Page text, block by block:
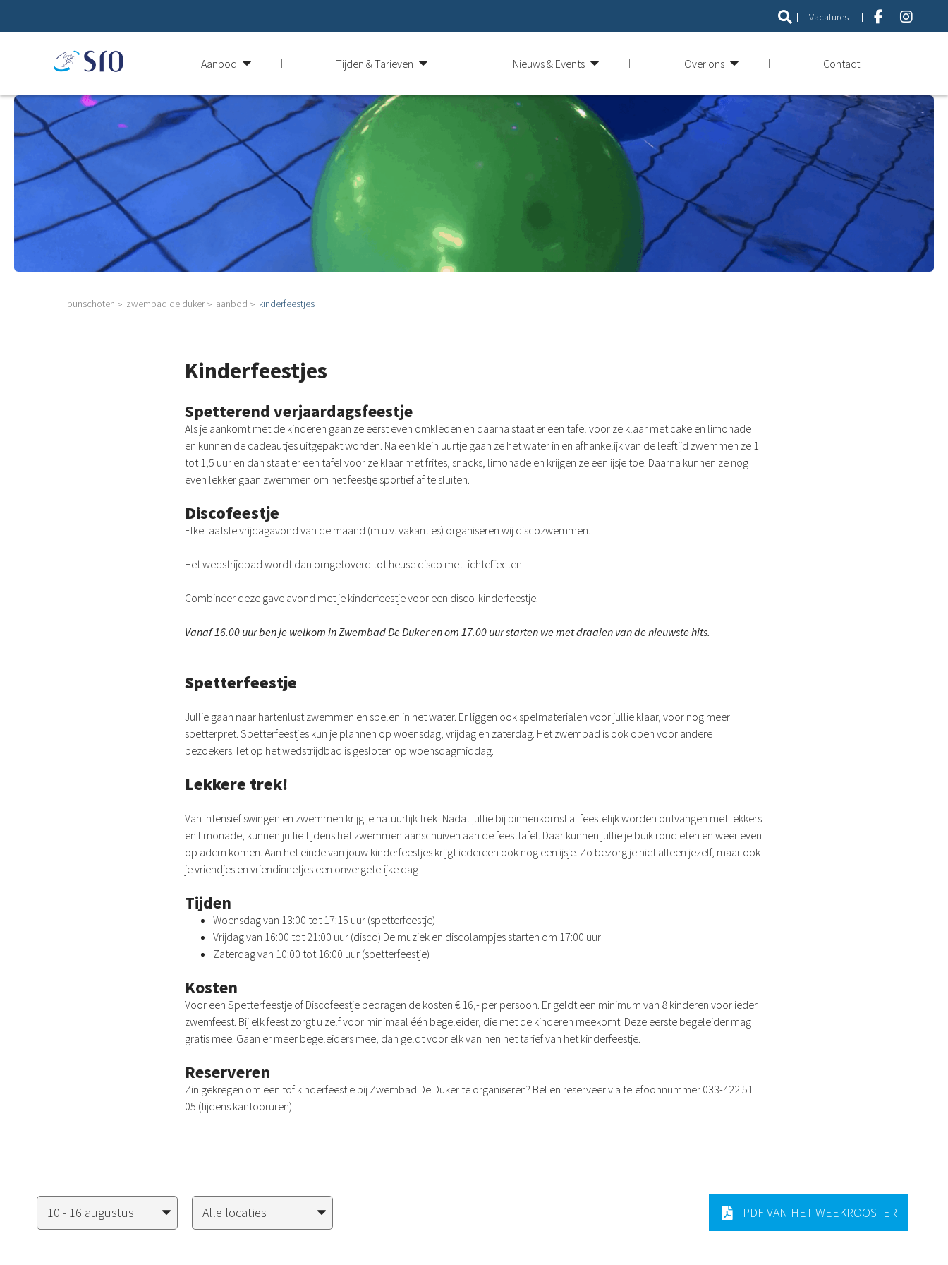
Vacatures
Aanbod Tijden & Tarieven Nieuws & Events Over ons Contact
bunschoten zwembad de duker aanbod kinderfeestjes
Kinderfeestjes
Spetterend verjaardagsfeestje
Als je aankomt met de kinderen gaan ze eerst even omkleden en daarna staat er een tafel voor ze klaar met cake en limonade
en kunnen de cadeautjes uitgepakt worden. Na een klein uurtje gaan ze het water in en afhankelijk van de leeftijd zwemmen ze 1
tot 1,5 uur en dan staat er een tafel voor ze klaar met frites, snacks, limonade en krijgen ze een ijsje toe. Daarna kunnen ze nog
even lekker gaan zwemmen om het feestje sportief af te sluiten.
Discofeestje
Elke laatste vrijdagavond van de maand (m.u.v. vakanties) organiseren wij discozwemmen.
Het wedstrijdbad wordt dan omgetoverd tot heuse disco met lichteffecten.
Combineer deze gave avond met je kinderfeestje voor een disco-kinderfeestje.
Vanaf 16.00 uur ben je welkom in Zwembad De Duker en om 17.00 uur starten we met draaien van de nieuwste hits.
Spetterfeestje
Jullie gaan naar hartenlust zwemmen en spelen in het water. Er liggen ook spelmaterialen voor jullie klaar, voor nog meer
spetterpret. Spetterfeestjes kun je plannen op woensdag, vrijdag en zaterdag. Het zwembad is ook open voor andere
bezoekers. let op het wedstrijdbad is gesloten op woensdagmiddag.
Lekkere trek!
Van intensief swingen en zwemmen krijg je natuurlijk trek! Nadat jullie bij binnenkomst al feestelijk worden ontvangen met lekkers
en limonade, kunnen jullie tijdens het zwemmen aanschuiven aan de feesttafel. Daar kunnen jullie je buik rond eten en weer even
op adem komen. Aan het einde van jouw kinderfeestjes krijgt iedereen ook nog een ijsje. Zo bezorg je niet alleen jezelf, maar ook
je vriendjes en vriendinnetjes een onvergetelijke dag!
Tijden
Woensdag van 13:00 tot 17:15 uur (spetterfeestje)
Vrijdag van 16:00 tot 21:00 uur (disco) De muziek en discolampjes starten om 17:00 uur
Zaterdag van 10:00 tot 16:00 uur (spetterfeestje)
Kosten
Voor een Spetterfeestje of Discofeestje bedragen de kosten € 16,- per persoon. Er geldt een minimum van 8 kinderen voor ieder
zwemfeest. Bij elk feest zorgt u zelf voor minimaal één begeleider, die met de kinderen meekomt. Deze eerste begeleider mag
gratis mee. Gaan er meer begeleiders mee, dan geldt voor elk van hen het tarief van het kinderfeestje.
Reserveren
Zin gekregen om een tof kinderfeestje bij Zwembad De Duker te organiseren? Bel en reserveer via telefoonnummer 033-422 51
05 (tijdens kantooruren).
PDF VAN HET WEEKROOSTER